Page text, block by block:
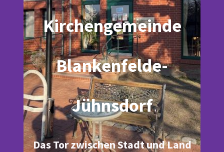
Kirchengemeinde
Blankenfelde-
Jühnsdorf
Das Tor zwischen Stadt und Land